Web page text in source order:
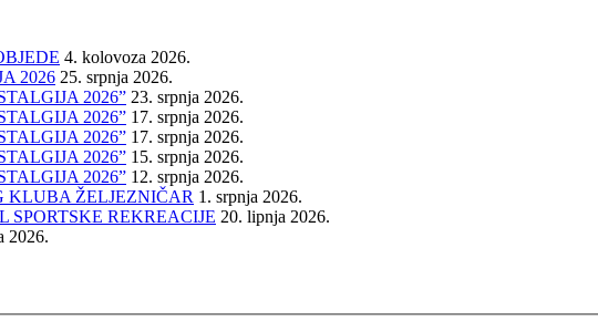
4. kolovoza 2026.
2026 25. srpnja 2026.
2026” 23. srpnja 2026.
2026” 17. srpnja 2026.
2026” 17. srpnja 2026.
2026” 15. srpnja 2026.
2026” 12. srpnja 2026.
KLUBA ŽELJEZNIČAR 1. srpnja 2026.
REKREACIJE 20. lipnja 2026.
2026.